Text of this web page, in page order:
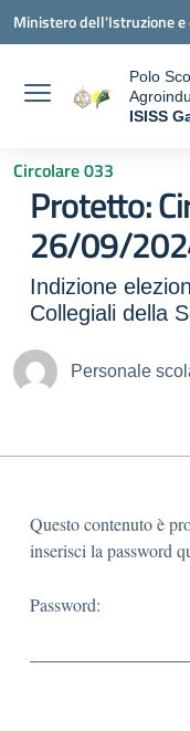
Ministero dell'Istruzione
Polo
ISISS
Circolare 033
Protetto:
26/09/
Indizione
Collegiali della
Personale
Questo contenuto è
inserisci la password
Password: